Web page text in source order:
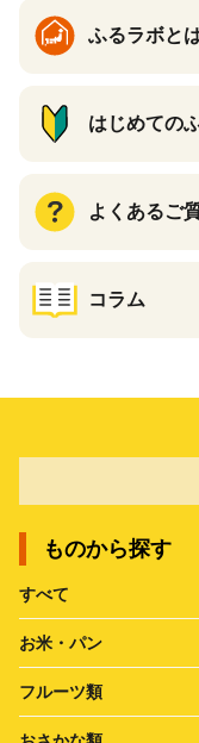
ギフト ふるさと納税 ）
ふるラボと
はじめての
よくあるご
コラム
ものから探す
すべて
お米・パン
フルーツ類